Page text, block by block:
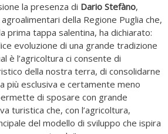
la presenza di Dario Stefàno,
della Regione Puglia che,
prima tappa salentina, ha dichiarato:
evoluzione di una grande tradizione
è l’agricoltura ci consente di
della nostra terra, di consolidarne
più esclusiva e certamente meno
di sposare con grande
turistica che, con l’agricoltura,
del modello di sviluppo che ispira